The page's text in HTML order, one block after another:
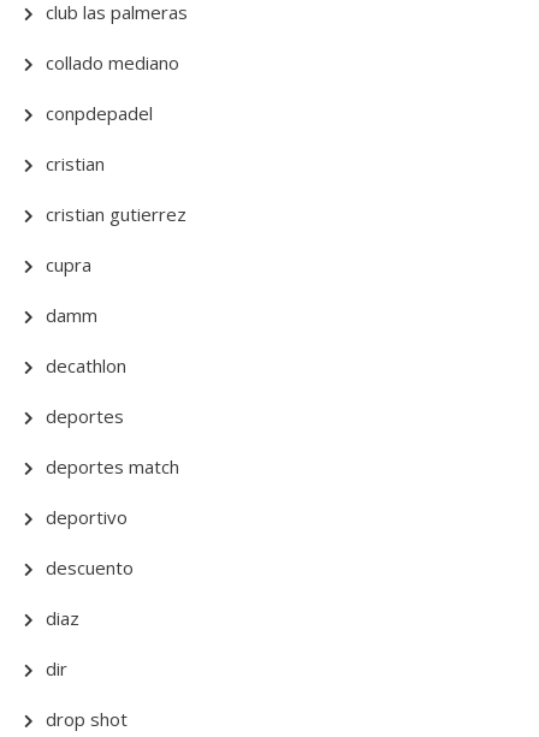
club las palmeras
collado mediano
conpdepadel
cristian
cristian gutierrez
cupra
damm
decathlon
deportes
deportes match
deportivo
descuento
diaz
dir
drop shot